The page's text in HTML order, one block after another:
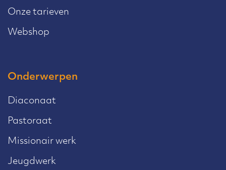
Onze tarieven
Webshop
Onderwerpen
Diaconaat
Pastoraat
Missionair werk
Jeugdwerk